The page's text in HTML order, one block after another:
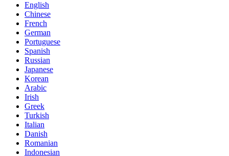
English
Chinese
French
German
Portuguese
Spanish
Russian
Japanese
Korean
Arabic
Irish
Greek
Turkish
Italian
Danish
Romanian
Indonesian